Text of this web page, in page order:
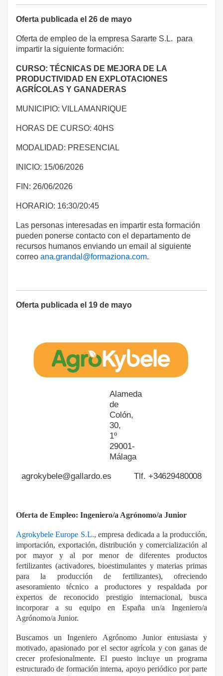
Oferta publicada el 26 de mayo
Oferta de empleo de la empresa Sararte S.L. para
impartir la siguiente formación:
CURSO: TÉCNICAS DE MEJORA DE LA
PRODUCTIVIDAD EN EXPLOTACIONES
AGRÍCOLAS Y GANADERAS
MUNICIPIO: VILLAMANRIQUE
HORAS DE CURSO: 40HS
MODALIDAD: PRESENCIAL
INICIO: 15/06/2026
FIN: 26/06/2026
HORARIO: 16:30/20:45
Las personas interesadas en impartir esta formación
pueden ponerse contacto con el departamento de
recursos humanos enviando un email al siguiente
correo ana.grandal@formaziona.com.
Oferta publicada el 19 de mayo
Alameda
de
Colón,
30,
1º
29001-
Málaga
agrokybele@gallardo.es Tlf. +34629480008
Oferta de Empleo: Ingeniero/a Agrónomo/a Junior
Agrokybele Europe S.L., empresa dedicada a la producción,
importación, exportación, distribución y comercialización al
por mayor y al por menor de diferentes productos
fertilizantes (activadores, bioestimulantes y materias primas
para la producción de fertilizantes), ofreciendo
asesoramiento técnico a productores y respaldada por
expertos de reconocido prestigio internacional, busca
incorporar a su equipo en España un/a Ingeniero/a
Agrónomo/a Junior.
Buscamos un Ingeniero Agrónomo Junior entusiasta y
motivado, apasionado por el sector agrícola y con ganas de
crecer profesionalmente. El puesto incluye un programa
estructurado de formación interna, apoyo periódico por parte